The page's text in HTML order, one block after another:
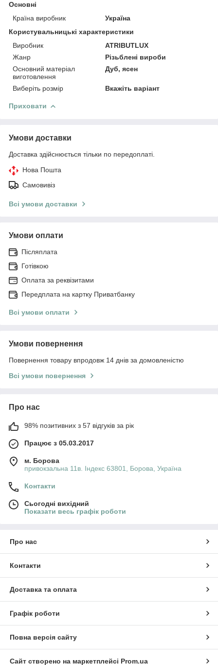
Основні
Країна виробник
Україна
Користувальницькі характеристики
Виробник
ATRIBUTLUX
Жанр
Різьблені вироби
Основний матеріал
виготовлення
Дуб, ясен
Виберіть розмір Вкажіть варіант
Приховати
Умови доставки
Доставка здійснюється тільки по передоплаті.
Нова Пошта
Самовивіз
Всі умови доставки
Умови оплати
Післяплата
Готівкою
Оплата за реквізитами
Передплата на картку Приватбанку
Всі умови оплати
Умови повернення
Повернення товару впродовж 14 днів за домовленістю
Всі умови повернення
Про нас
98% позитивних з 57 відгуків за рік
Працює з 05.03.2017
м. Борова
привокзальна 11в. Індекс 63801, Борова, Україна
Контакти
Сьогодні вихідний
Показати весь графік роботи
Про нас
Контакти
Доставка та оплата
Графік роботи
Повна версія сайту
Сайт створено на маркетплейсі Prom.ua